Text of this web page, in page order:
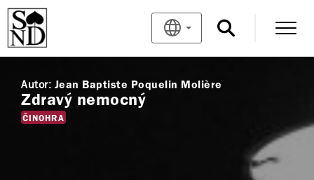
Autor: Jean Baptiste Poquelin Molière
Zdravý nemocný
ČINOHRA